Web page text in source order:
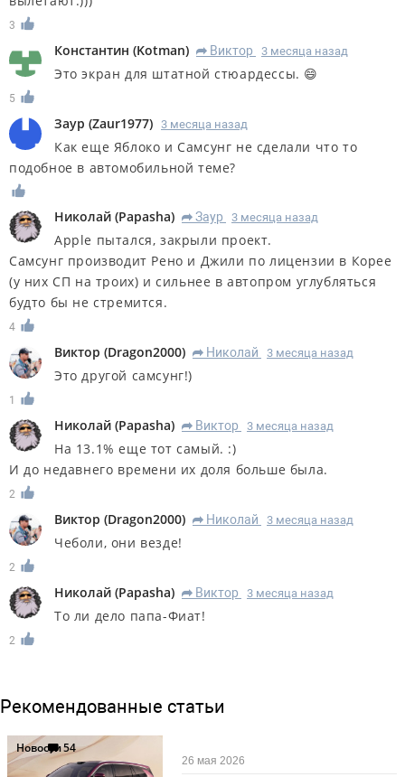
3
Константин (Kotman) R Виктор 3 месяца назад
Это экран для штатной стюардессы. 😄
5
Заур (Zaur1977) 3 месяца назад
Как еще Яблоко и Самсунг не сделали что то
подобное в автомобильной теме?
Николай (Papasha) R Заур 3 месяца назад
Apple пытался, закрыли проект.
Самсунг производит Рено и Джили по лицензии в Корее
(у них СП на троих) и сильнее в автопром углубляться
будто бы не стремится.
4
Виктор (Dragon2000) R Николай 3 месяца назад
Это другой самсунг!)
1
Николай (Papasha) R Виктор 3 месяца назад
На 13.1% еще тот самый. :)
И до недавнего времени их доля больше была.
2
Виктор (Dragon2000) R Николай 3 месяца назад
Чеболи, они везде!
2
Николай (Papasha) R Виктор 3 месяца назад
То ли дело папа-Фиат!
2
Рекомендованные статьи
Новости54
26 мая 2026